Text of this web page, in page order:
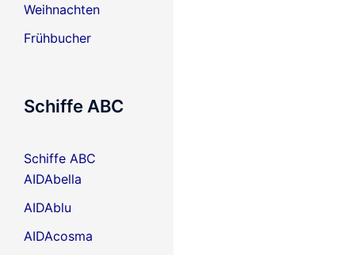
Weihnachten
Frühbucher
Schiffe ABC
Schiffe ABC
AIDAbella
AIDAblu
AIDAcosma